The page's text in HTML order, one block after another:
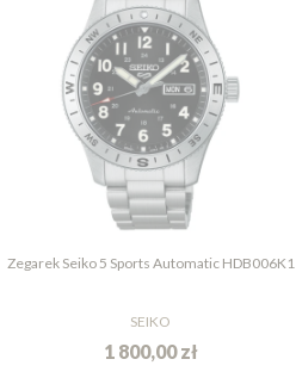
Zegarek Seiko 5 Sports Automatic HDB006K1
SEIKO
1 800,00 zł